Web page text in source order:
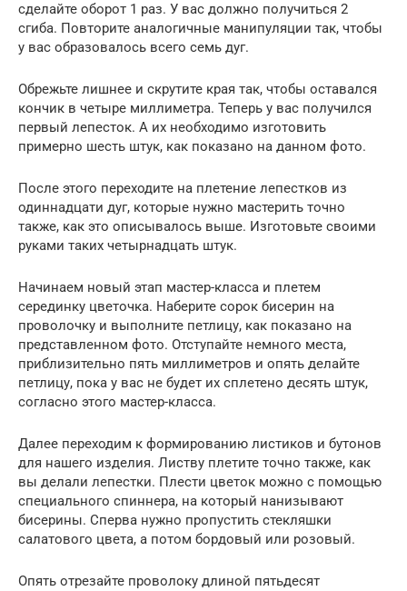
сделайте оборот 1 раз. У вас должно получиться 2
сгиба. Повторите аналогичные манипуляции так, чтобы
у вас образовалось всего семь дуг.
Обрежьте лишнее и скрутите края так, чтобы оставался
кончик в четыре миллиметра. Теперь у вас получился
первый лепесток. А их необходимо изготовить
примерно шесть штук, как показано на данном фото.
После этого переходите на плетение лепестков из
одиннадцати дуг, которые нужно мастерить точно
также, как это описывалось выше. Изготовьте своими
руками таких четырнадцать штук.
Начинаем новый этап мастер-класса и плетем
серединку цветочка. Наберите сорок бисерин на
проволочку и выполните петлицу, как показано на
представленном фото. Отступайте немного места,
приблизительно пять миллиметров и опять делайте
петлицу, пока у вас не будет их сплетено десять штук,
согласно этого мастер-класса.
Далее переходим к формированию листиков и бутонов
для нашего изделия. Листву плетите точно также, как
вы делали лепестки. Плести цветок можно с помощью
специального спиннера, на который нанизывают
бисерины. Сперва нужно пропустить стекляшки
салатового цвета, а потом бордовый или розовый.
Опять отрезайте проволоку длиной пятьдесят